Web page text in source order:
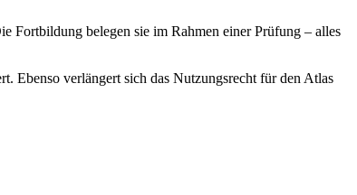
Fortbildung belegen sie im Rahmen einer Prüfung – alles
Ebenso verlängert sich das Nutzungsrecht für den Atlas